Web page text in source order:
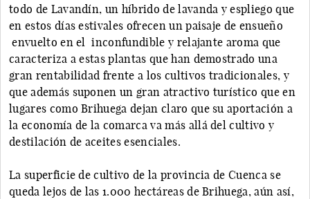
todo de Lavandín, un híbrido de lavanda y espliego que
en estos días estivales ofrecen un paisaje de ensueño
envuelto en el inconfundible y relajante aroma que
caracteriza a estas plantas que han demostrado una
gran rentabilidad frente a los cultivos tradicionales, y
que además suponen un gran atractivo turístico que en
lugares como Brihuega dejan claro que su aportación a
la economía de la comarca va más allá del cultivo y
destilación de aceites esenciales.
La superficie de cultivo de la provincia de Cuenca se
queda lejos de las 1.000 hectáreas de Brihuega, aún así,